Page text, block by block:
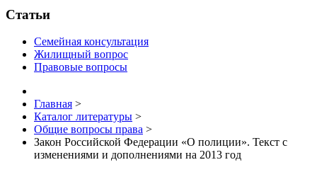
Статьи
Семейная консультация
Жилищный вопрос
Правовые вопросы
Главная >
Каталог литературы >
Общие вопросы права >
Закон Российской Федерации «О полиции». Текст с
изменениями и дополнениями на 2013 год